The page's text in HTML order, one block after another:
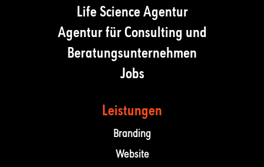
Life Science Agentur
Agentur für Consulting und
Beratungsunternehmen
Jobs
Leistungen
Branding
Website